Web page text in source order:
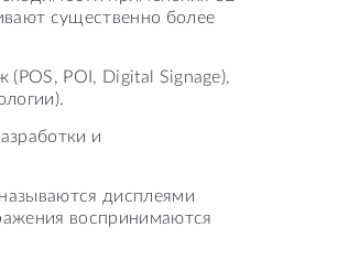
существенно более
POI, Digital Signage),
и
дисплеями
воспринимаются